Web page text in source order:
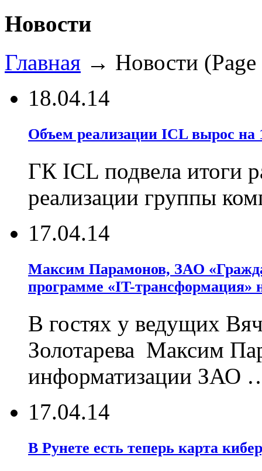
Новости
Главная → Новости
18.04.14
Объем реализации ICL вырос на
ГК ICL подвела итоги
реализации группы
17.04.14
Максим Парамонов, ЗАО
программе «IT-трансформация»
В гостях у ведущих
Золотарева Максим
информатизации ЗАО
17.04.14
В Рунете есть теперь карта